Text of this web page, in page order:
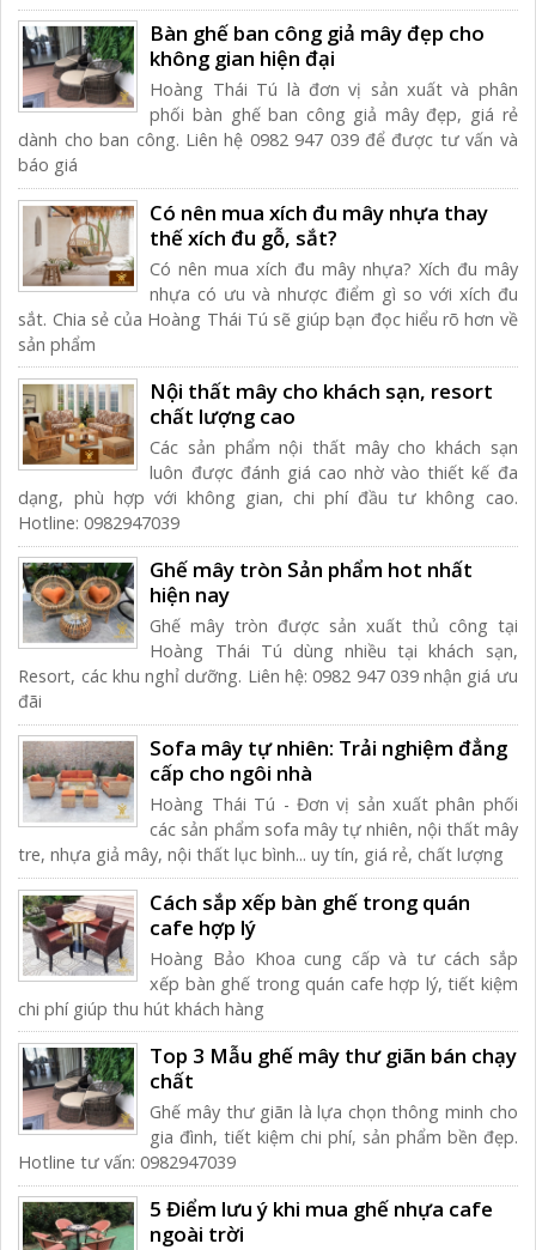
Bàn ghế ban công giả mây đẹp cho
không gian hiện đại
Hoàng Thái Tú là đơn vị sản xuất và phân
phối bàn ghế ban công giả mây đẹp, giá rẻ
dành cho ban công. Liên hệ 0982 947 039 để được tư vấn và
báo giá
Có nên mua xích đu mây nhựa thay
thế xích đu gỗ, sắt?
Có nên mua xích đu mây nhựa? Xích đu mây
nhựa có ưu và nhược điểm gì so với xích đu
sắt. Chia sẻ của Hoàng Thái Tú sẽ giúp bạn đọc hiểu rõ hơn về
sản phẩm
Nội thất mây cho khách sạn, resort
chất lượng cao
Các sản phẩm nội thất mây cho khách sạn
luôn được đánh giá cao nhờ vào thiết kế đa
dạng, phù hợp với không gian, chi phí đầu tư không cao.
Hotline: 0982947039
Ghế mây tròn Sản phẩm hot nhất
hiện nay
Ghế mây tròn được sản xuất thủ công tại
Hoàng Thái Tú dùng nhiều tại khách sạn,
Resort, các khu nghỉ dưỡng. Liên hệ: 0982 947 039 nhận giá ưu
đãi
Sofa mây tự nhiên: Trải nghiệm đẳng
cấp cho ngôi nhà
Hoàng Thái Tú - Đơn vị sản xuất phân phối
các sản phẩm sofa mây tự nhiên, nội thất mây
tre, nhựa giả mây, nội thất lục bình... uy tín, giá rẻ, chất lượng
Cách sắp xếp bàn ghế trong quán
cafe hợp lý
Hoàng Bảo Khoa cung cấp và tư cách sắp
xếp bàn ghế trong quán cafe hợp lý, tiết kiệm
chi phí giúp thu hút khách hàng
Top 3 Mẫu ghế mây thư giãn bán chạy
chất
Ghế mây thư giãn là lựa chọn thông minh cho
gia đình, tiết kiệm chi phí, sản phẩm bền đẹp.
Hotline tư vấn: 0982947039
5 Điểm lưu ý khi mua ghế nhựa cafe
ngoài trời